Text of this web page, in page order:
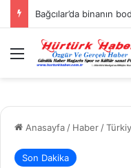
Bağcılar’da binanın
Menü
Anasayfa / Haber /
Son Dakika